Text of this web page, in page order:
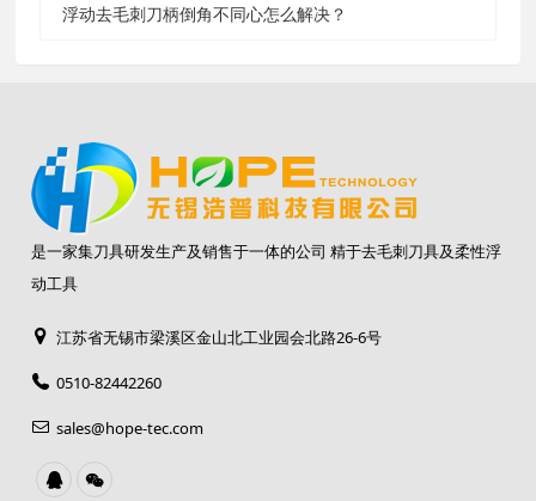
浮动去毛刺刀柄倒角不同心怎么解决？
是一家集刀具研发生产及销售于一体的公司 精于去毛刺刀具及柔性浮
动工具
江苏省无锡市梁溪区金山北工业园会北路26-6号
0510-82442260
sales@hope-tec.com